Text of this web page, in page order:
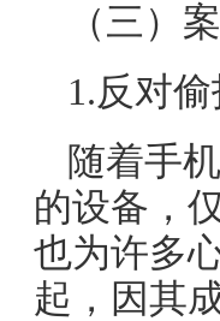
（三）
1.反对
随着手
的设备，
也为许多
起，因其